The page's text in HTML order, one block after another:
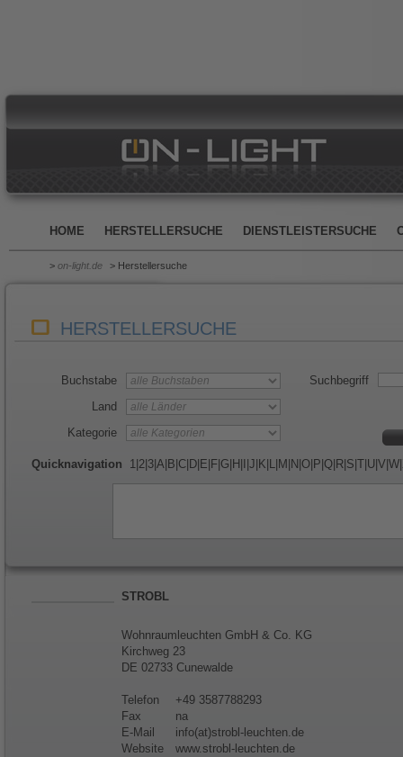
HOME HERSTELLERSUCHE DIENSTLEISTERSUCHE
> on-light.de > Herstellersuche
HERSTELLERSUCHE
Buchstabe
Land
Kategorie
Suchbegriff
Quicknavigation 1 2 3 A B C D E F G H J K L M N O P Q R S T U V W
STROBL
Wohnraumleuchten GmbH & Co. KG
Kirchweg 23
DE 02733 Cunewalde
Telefon
+49 3587788293
Fax
na
E-Mail
info(at)strobl-leuchten.de
Website
www.strobl-leuchten.de